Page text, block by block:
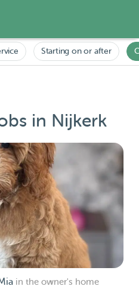
Starting on or after
in Nijkerk
in the owner's home